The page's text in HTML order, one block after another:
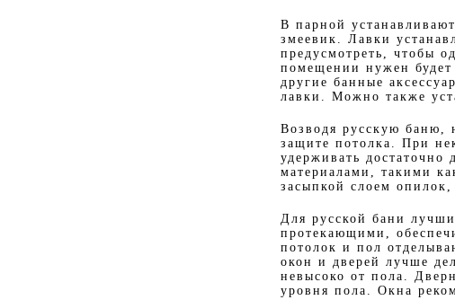
В парной
змеевик. Лавки
предусмотреть, чтобы
помещении нужен
другие банные
лавки. Можно также
Возводя русскую баню,
защите потолка. При
удерживать
материалами, такими
засыпкой слоем
Для русской бани
протекающими,
потолок и пол
окон и дверей лучше
невысоко от пола.
уровня пола. Окна